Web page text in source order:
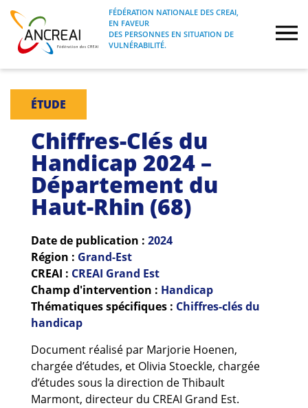
Skip
content
ANCREAI
FÉDÉRATION NATIONALE DES CREAI, EN
FAVEUR DES PERSONNES EN SITUATION
FÉDÉRATION NATIONALE DES CREAI,
EN FAVEUR
DES PERSONNES EN SITUATION DE
VULNÉRABILITÉ.
À propos
Journées nationales
Formations
Projets Fédéraux
Espace emploi
Guides et outils
Actualités
ARSENE
ÉTUDE
Chiffres-Clés du
Handicap 2024 –
Département du
Haut-Rhin (68)
Date de publication : 2024
Région : Grand-Est
CREAI : CREAI Grand Est
Champ d'intervention : Handicap
Thématiques spécifiques : Chiffres-clés du
handicap
Document réalisé par Marjorie Hoenen,
chargée d’études, et Olivia Stoeckle, chargée
d’études sous la direction de Thibault
Marmont, directeur du CREAI Grand Est.